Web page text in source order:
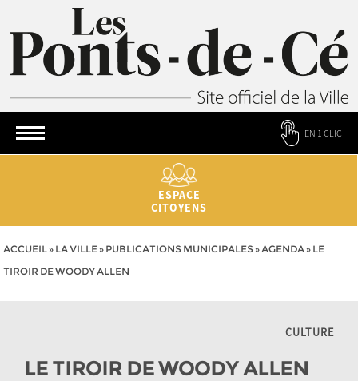
EN 1 CLIC
ESPACE
CITOYENS
ACCUEIL» LA VILLE» PUBLICATIONS MUNICIPALES»AGENDA» LE
TIROIR DE WOODY ALLEN
CULTURE
LE TIROIR DE WOODY ALLEN